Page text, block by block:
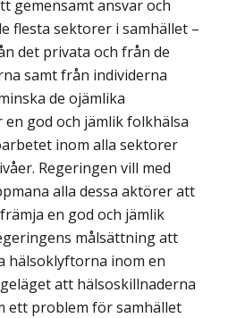
gemensamt ansvar och
flesta sektorer i samhället –
det privata och från de
samt från individerna
de ojämlika
god och jämlik folkhälsa
inom alla sektorer
Regeringen vill med
alla dessa aktörer att
en god och jämlik
målsättning att
hälsoklyftorna inom en
att hälsoskillnaderna
ett problem för samhället